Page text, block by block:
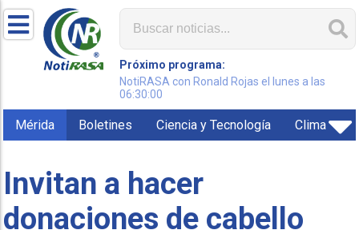
Próximo programa:
NotiRASA con Ronald Rojas el lunes a las
06:30:00
Mérida Boletines Ciencia y Tecnología Clima
Invitan a hacer
donaciones de cabello